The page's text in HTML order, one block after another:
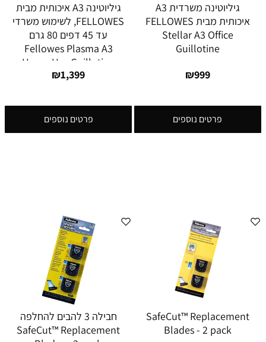
גיליוטינה משרדית A3
איכותית מבית FELLOWES
Stellar A3 Office
Guillotine
₪999
פרטים נוספים
גיליוטינה A3 איכותית מבית
FELLOWES, לשימוש משרדי
עד 45 דפים 80 גרם
Fellowes Plasma A3
Heavy Use Guillotine
₪1,399
פרטים נוספים
SafeCut™ Replacement
Blades - 2 pack
חבילה 3 להבים להחלפה
SafeCut™ Replacement